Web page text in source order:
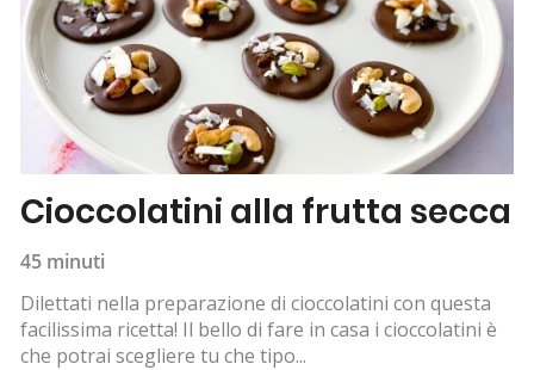
Cioccolatini alla frutta secca
45 minuti
Dilettati nella preparazione di cioccolatini con questa
facilissima ricetta! Il bello di fare in casa i cioccolatini è
che potrai scegliere tu che tipo...